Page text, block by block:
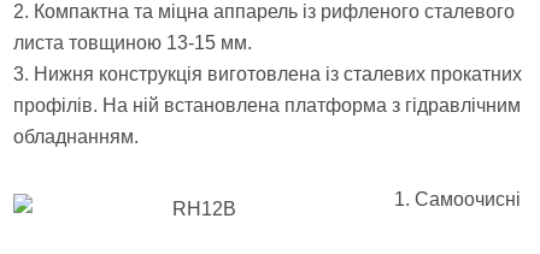
2. Компактна та міцна аппарель із рифленого сталевого
листа товщиною 13-15 мм.
3. Нижня конструкція виготовлена із сталевих прокатних
профілів. На ній встановлена платформа з гідравлічним
обладнанням.
1. Самоочисні